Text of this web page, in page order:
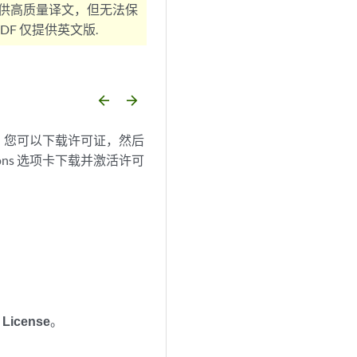
高质量译文，但无法保
仅提供英文版.
arrow_backward arrow_forward
可以下载许可证，然后
选项卡下载并激活许可
License。